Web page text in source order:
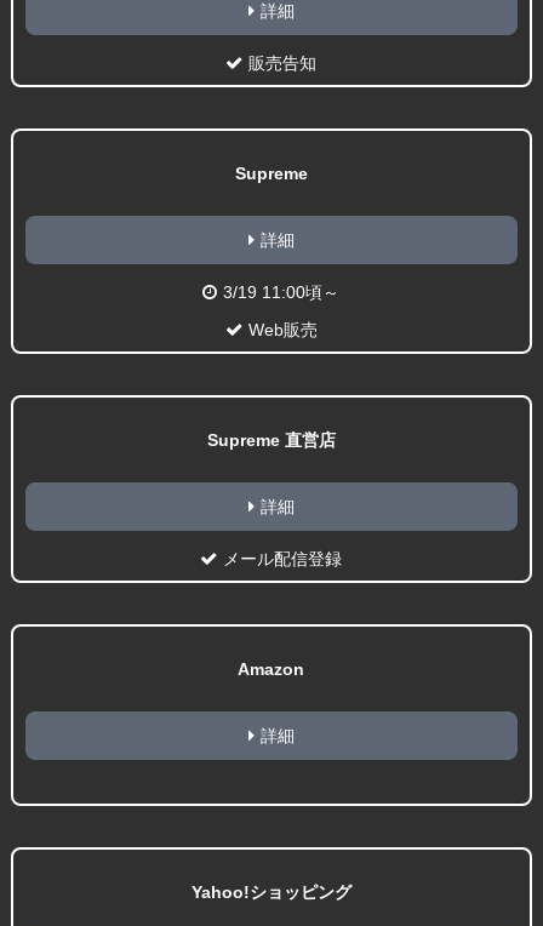
詳細
販売告知
Supreme
詳細
3/19 11:00頃～
Web販売
Supreme 直営店
詳細
メール配信登録
Amazon
詳細
Yahoo!ショッピング